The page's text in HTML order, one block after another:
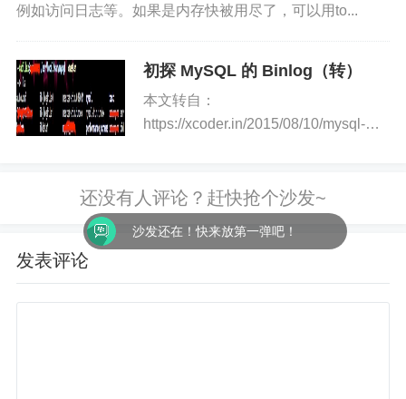
例如访问日志等。如果是内存快被用尽了，可以用to...
初探 MySQL 的 Binlog（转）
本文转自：
https://xcoder.in/2015/08/10/mysql-
面。 目前的一个架构导致的结果就
是时间越...
发表评论
沙发还在！快来放第一弹吧！